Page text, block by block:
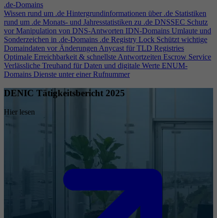
.de-Domains
Wissen rund um .de Hintergrundinformationen über .de Statistiken
rund um .de Monats- und Jahresstatistiken zu .de DNSSEC Schutz
vor Manipulation von DNS-Antworten IDN-Domains Umlaute und
Sonderzeichen in .de-Domains .de Registry Lock Schützt wichtige
Domaindaten vor ÄnderungenAnycast für TLD Registries
Optimale Erreichbarkeit & schnellste Antwortzeiten Escrow Service
Verlässliche Treuhand für Daten und digitale Werte ENUM-
Domains Dienste unter einer Rufnummer
DENIC Tätigkeitsbericht 2025
Hier lesen